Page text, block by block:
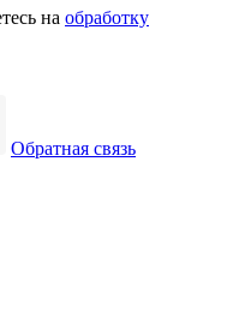
на обработку
Обратная связь